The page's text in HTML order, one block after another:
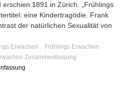
1891 in Zürich. „Frühlings
eine Kindertragödie. Frank
der natürlichen Sexualität von
Erwachen
Frühlings Erwachen
Zusammenfassung